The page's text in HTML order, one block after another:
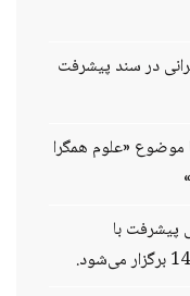
در سند پیشرفت
موضوع «علوم همگرا
پیشرفت با